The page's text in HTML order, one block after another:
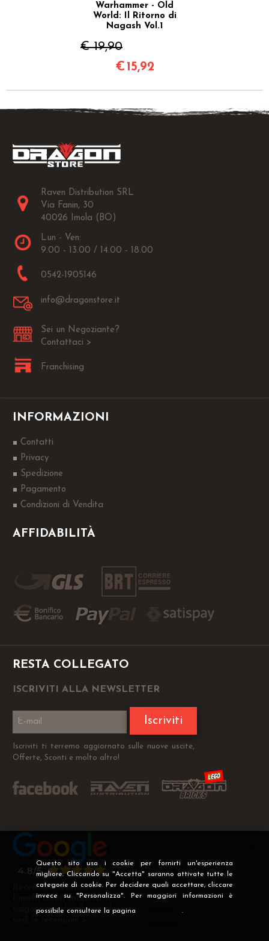
Questo sito usa i cookie per fornirti un'esperienza
migliore. Cliccando su "Accetta" saranno attivate tutte le
categorie di cookie. Per decidere quali accettare, cliccare
invece su "Personalizza". Per maggiori informazioni è
possibile consultare la pagina .
Warhammer - Old
World: Il Ritorno di
Nagash Vol.1
€ 19,90
€ 15,92
Raven Distribution SRL
Via Fanin, 30
40026 Imola (BO)
Lun - Ven:
9.00 - 13.00 / 14.00 - 18.00
0542-1905146
info@dragonstore.it
Sei un Negoziante?
Contattaci >
Franchising
INFORMAZIONI
Contatti
Privacy
Spedizione
Pagamento
Condizioni di Vendita
AFFIDABILITÀ
RESTA COLLEGATO
ISCRIVITI ALLA NEWSLETTER
Iscriviti
Iscriviti ti terremo aggiornato sulle nuove uscite,
Offerte, Sconti e molto altro!
Recensioni Verificate
I nostri clienti soddisfatti
valgono più di mille parole